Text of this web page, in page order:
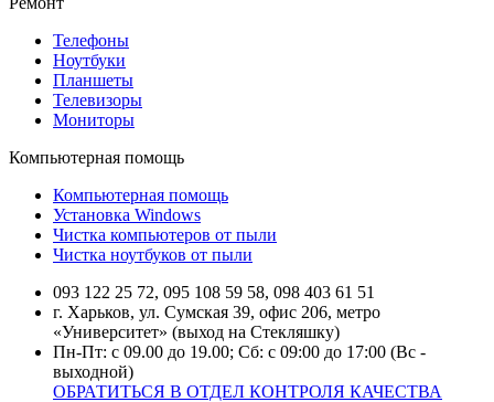
Телефоны
Ноутбуки
Планшеты
Телевизоры
Мониторы
Компьютерная помощь
Компьютерная помощь
Установка Windows
Чистка компьютеров от пыли
Чистка ноутбуков от пыли
093 122 25 72, 095 108 59 58, 098 403 61 51
г. Харьков, ул. Сумская 39, офис 206, метро
«Университет» (выход на Стекляшку)
Пн-Пт: с 09.00 до 19.00; Сб: с 09:00 до 17:00 (Вс -
выходной)
ОБРАТИТЬСЯ В ОТДЕЛ КОНТРОЛЯ КАЧЕСТВА